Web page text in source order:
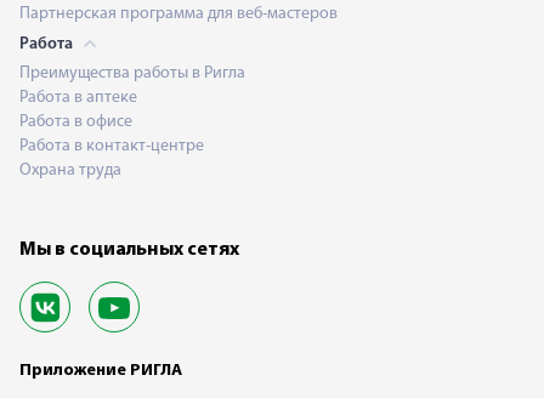
Партнерская программа для веб-мастеров
Работа
Преимущества работы в Ригла
Работа в аптеке
Работа в офисе
Работа в контакт-центре
Охрана труда
Мы в социальных сетях
Приложение РИГЛА